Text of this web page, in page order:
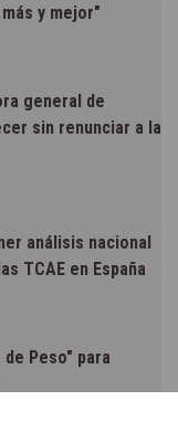
y mejor"
general de
sin renunciar a la
análisis nacional
TCAE en España
Peso" para